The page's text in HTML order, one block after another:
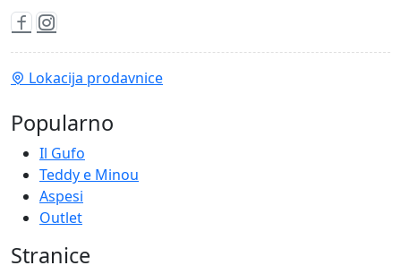
Lokacija prodavnice
Popularno
Il Gufo
Teddy e Minou
Aspesi
Outlet
Stranice